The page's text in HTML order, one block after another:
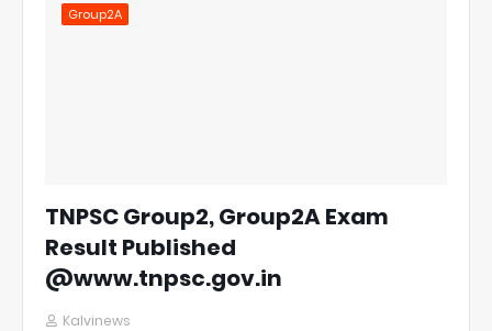
Group2A
TNPSC Group2, Group2A Exam
Result Published
@www.tnpsc.gov.in
Kalvinews